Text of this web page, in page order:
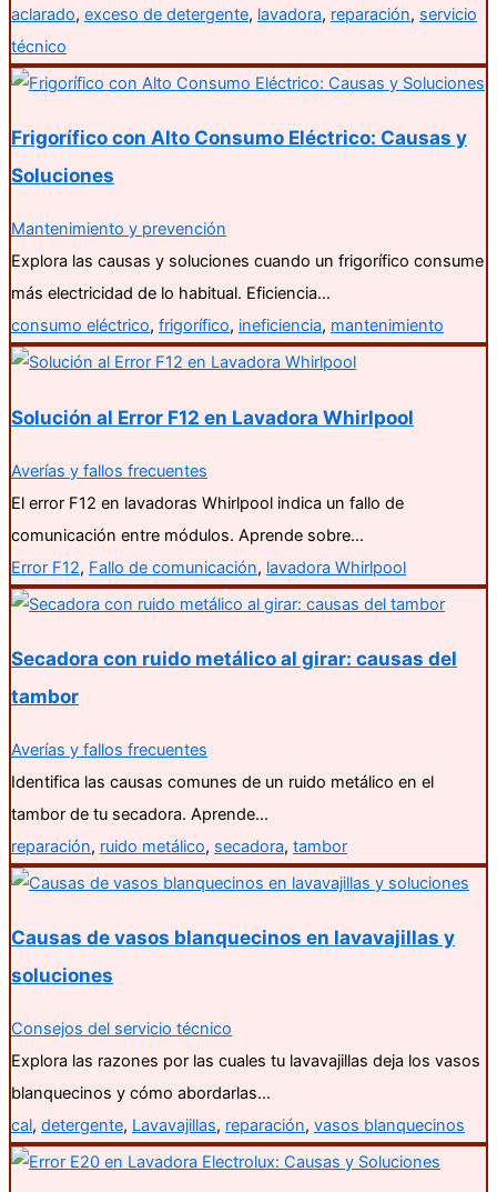
aclarado, exceso de detergente, lavadora, reparación, servicio
técnico
Frigorífico con Alto Consumo Eléctrico: Causas y
Soluciones
Mantenimiento y prevención
Explora las causas y soluciones cuando un frigorífico consume
más electricidad de lo habitual. Eficiencia…
consumo eléctrico, frigorífico, ineficiencia, mantenimiento
Solución al Error F12 en Lavadora Whirlpool
Averías y fallos frecuentes
El error F12 en lavadoras Whirlpool indica un fallo de
comunicación entre módulos. Aprende sobre…
Error F12, Fallo de comunicación, lavadora Whirlpool
Secadora con ruido metálico al girar: causas del
tambor
Averías y fallos frecuentes
Identifica las causas comunes de un ruido metálico en el
tambor de tu secadora. Aprende…
reparación, ruido metálico, secadora, tambor
Causas de vasos blanquecinos en lavavajillas y
soluciones
Consejos del servicio técnico
Explora las razones por las cuales tu lavavajillas deja los vasos
blanquecinos y cómo abordarlas…
cal, detergente, Lavavajillas, reparación, vasos blanquecinos